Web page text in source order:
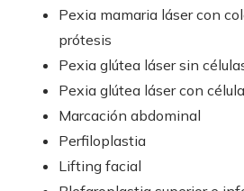
Pexia mamaria láser con
prótesis
Pexia glútea láser sin
Pexia glútea láser con
Marcación abdominal
Perfiloplastia
Lifting facial